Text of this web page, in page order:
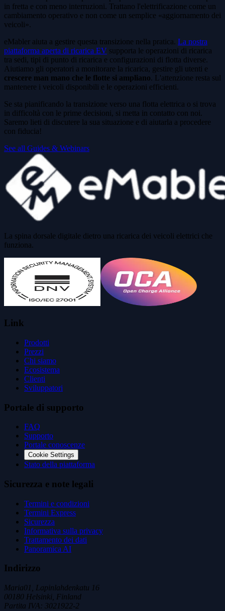
in fretta e con meno interruzioni. Trattano l'elettrificazione come un
cambiamento operativo e non come un semplice «aggiornamento dei
veicoli».
eMabler aiuta a gestire questa transizione nella pratica. La nostra
piattaforma aperta di ricarica EV supporta le operazioni di ricarica
tra sedi, tipi di punto di ricarica e configurazioni di flotta diverse.
Aiutiamo gli operatori a monitorare la ricarica, gestire gli utenti e
crescere man mano che le flotte si ampliano. L'attenzione resta sul
mantenere i veicoli disponibili e le operazioni efficienti.
Se sta pianificando la transizione verso una flotta elettrica o si trova
in difficoltà con le prime decisioni, si metta in contatto con noi.
Saremo lieti di discutere la sua situazione e di aiutarla a procedere
con fiducia!
See all Guides & Webinars
La spina dorsale digitale dietro una ricarica dei veicoli elettrici che
funziona.
Link
Prodotti
Prezzi
Chi siamo
Ecosistema
Clienti
Sviluppatori
Portale di supporto
FAQ
Supporto
Portale conoscenze
Cookie Settings
Stato della piattaforma
Sicurezza e note legali
Termini e condizioni
Termini Express
Sicurezza
Informativa sulla privacy
Trattamento dei dati
Panoramica AI
Indirizzo
Maria01, Lapinlahdenkatu 16
00180 Helsinki, Finland
Partita IVA: 3021922-2